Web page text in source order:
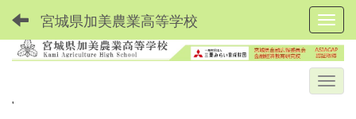
宮城県加美農業高等学校
'